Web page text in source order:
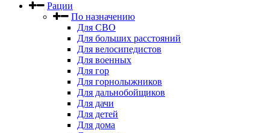
Рации
По назначению
Для СВО
Для больших расстояний
Для велосипедистов
Для военных
Для гор
Для горнолыжников
Для дальнобойщиков
Для дачи
Для детей
Для дома